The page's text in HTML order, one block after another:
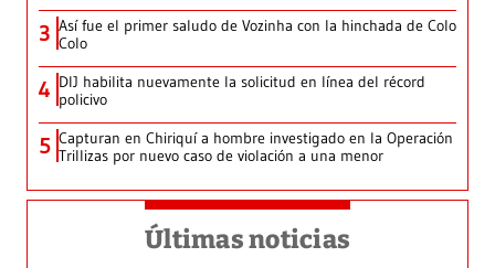
3 Así fue el primer saludo de Vozinha con la hinchada de Colo
Colo
4 DIJ habilita nuevamente la solicitud en línea del récord
policivo
5 Capturan en Chiriquí a hombre investigado en la Operación
Trillizas por nuevo caso de violación a una menor
Últimas noticias